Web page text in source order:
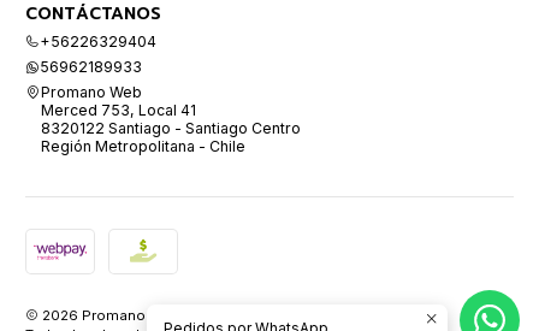
CONTÁCTANOS
+56226329404
56962189933
Promano Web
Merced 753, Local 41
8320122 Santiago - Santiago Centro
Región Metropolitana - Chile
2026 Promano.
Pedidos por WhatsApp